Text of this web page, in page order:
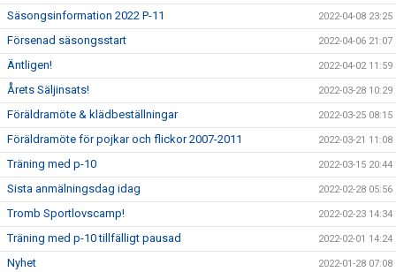
Säsongsinformation 2022 P-11 2022-04-08 23:25
Försenad säsongsstart 2022-04-06 21:07
Äntligen! 2022-04-02 11:59
Årets Säljinsats! 2022-03-28 10:29
Föräldramöte & klädbeställningar 2022-03-25 08:15
Föräldramöte för pojkar och flickor 2007-2011 2022-03-21 11:08
Träning med p-10 2022-03-15 20:44
Sista anmälningsdag idag 2022-02-28 05:56
Tromb Sportlovscamp! 2022-02-23 14:34
Träning med p-10 tillfälligt pausad 2022-02-01 14:24
Nyhet 2022-01-28 07:08